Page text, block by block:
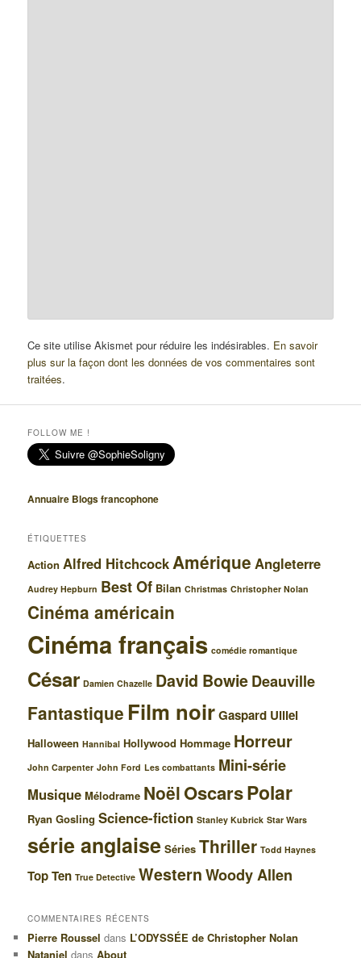
Ce site utilise Akismet pour réduire les indésirables. En savoir
plus sur la façon dont les données de vos commentaires sont
traitées.
FOLLOW ME !
Annuaire Blogs francophone
ÉTIQUETTES
Action Alfred Hitchcock Amérique Angleterre
Audrey Hepburn Best Of Bilan Christmas Christopher Nolan
Cinéma américain
Cinéma français comédie romantique
César Damien Chazelle David BowieDeauville
Fantastique Film noirGaspard Ulliel
Halloween Hannibal Hollywood Hommage Horreur
John Carpenter John Ford Les combattants Mini-série
Musique Mélodrame Noël OscarsPolar
Ryan Gosling Science-fiction Stanley Kubrick Star Wars
série anglaise Séries Thriller Todd Haynes
Top Ten True Detective WesternWoody Allen
COMMENTAIRES RÉCENTS
Pierre Roussel dans L’ODYSSÉE de Christopher Nolan
Nataniel dansAbout